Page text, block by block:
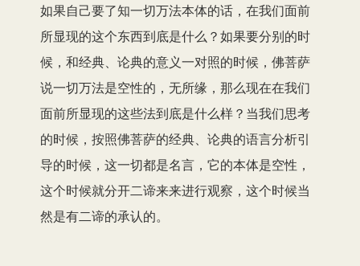
如果自己要了知一切万法本体的话，在我们面前
所显现的这个东西到底是什么 ？如果要分别的时
候 ， 和经典、 论典的意义一对照的时候，佛菩萨
说一切万法是空性的，无所缘，那么现在在我们
面前所显现的这些法到底是什么样？当我们思考
的时候 ， 按照佛菩萨的经典、论典的语言分析引
导的时候，这一切都是名言，它的本体是空性，
这个时候就分开二谛来来进行观察，这个时候当
然是有二谛的承认的。